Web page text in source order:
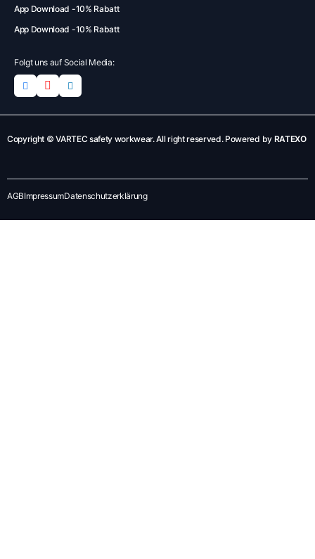
App Download -10% Rabatt
App Download -10% Rabatt
Folgt uns auf Social Media:
Copyright © VARTEC safety workwear. All right reserved. Powered by RATEXO
AGBImpressumDatenschutzerklärung